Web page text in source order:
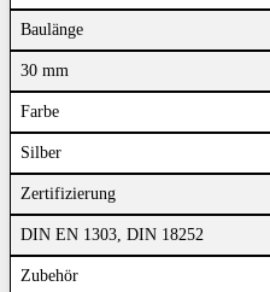
Baulänge
30 mm
Farbe
Silber
Zertifizierung
DIN EN 1303, DIN 18252
Zubehör